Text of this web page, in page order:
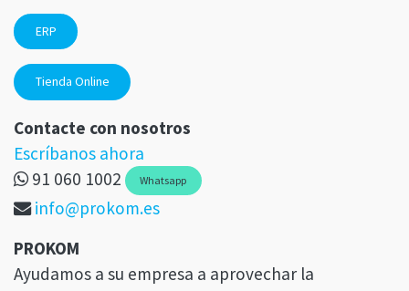
ERP
Tienda Online
Contacte con nosotros
Escríbanos ahora
91 060 1002
Whatsapp
info@prokom.es
PROKOM
Ayudamos a su empresa a aprovechar la